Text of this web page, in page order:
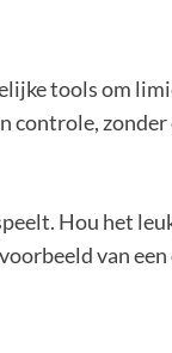
tools om
controle,
Hou het
van